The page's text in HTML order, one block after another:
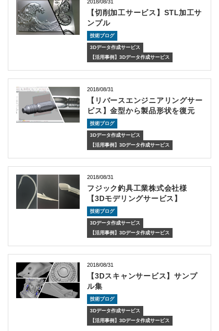
2018/08/31
【切削加工サービス】STL加工サ
ンプル
技術ブログ
3Dデータ作成サービス
【活用事例】3Dデータ作成サービス
2018/08/31
【リバースエンジニアリングサー
ビス】金型から製品形状を復元
技術ブログ
3Dデータ作成サービス
【活用事例】3Dデータ作成サービス
2018/08/31
フジック釣具工業株式会社様
【3Dモデリングサービス】
技術ブログ
3Dデータ作成サービス
【活用事例】3Dデータ作成サービス
2018/08/31
【3Dスキャンサービス】サンプ
ル集
技術ブログ
3Dデータ作成サービス
【活用事例】3Dデータ作成サービス